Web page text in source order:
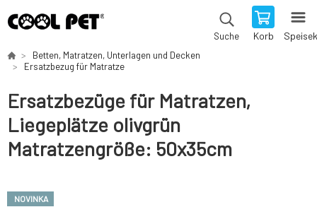
Suche Korb
Betten, Matratzen, Unterlagen und Decken
Ersatzbezug für Matratze
Ersatzbezüge für Matratzen,
Liegeplätze olivgrün
Matratzengröße: 50x35cm
NOVINKA